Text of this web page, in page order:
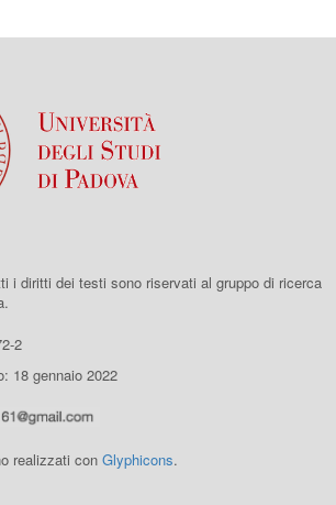
i diritti dei testi sono riservati al gruppo di ricerca
2
18 gennaio 2022
realizzati con Glyphicons.